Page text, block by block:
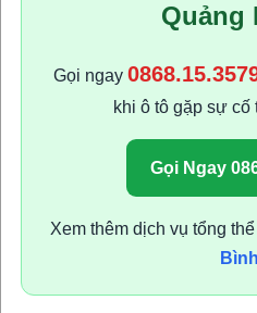
Quảng
Gọi ngay
khi ô tô gặp sự cố
Gọi Ngay
Xem thêm dịch vụ tổng thể
Bình